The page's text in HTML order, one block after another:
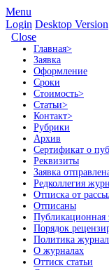
Menu
Login Desktop Version
Close
Главная>
Заявка
Оформление
Сроки
Стоимость>
Статьи>
Контакт>
Рубрики
Архив
Сертификат о
Реквизиты
Заявка
Редколлегия
Отписка от
Отписаны
Публикационная
Порядок
Политика
О журналах
Оттиск статьи